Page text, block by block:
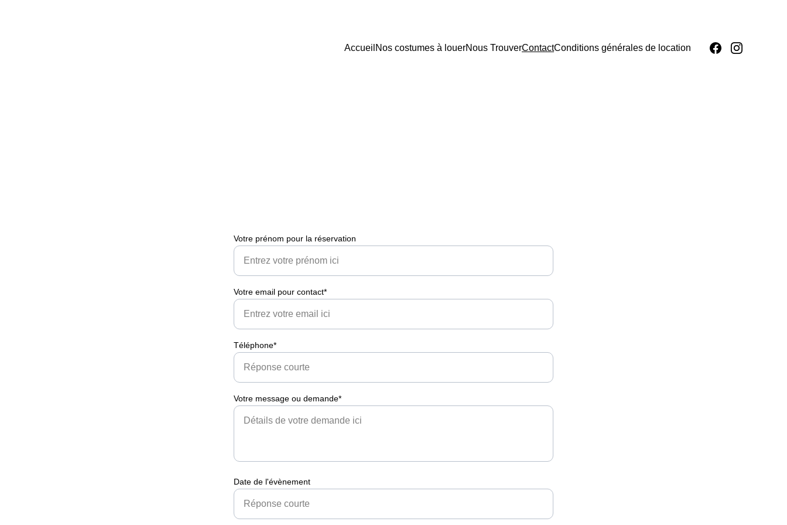
Accueil Nos costumes à louerNous TrouverContactConditions générales de location
Votre prénom pour la réservation
Votre email pour contact*
Téléphone*
Votre message ou demande*
Date de l'évènement